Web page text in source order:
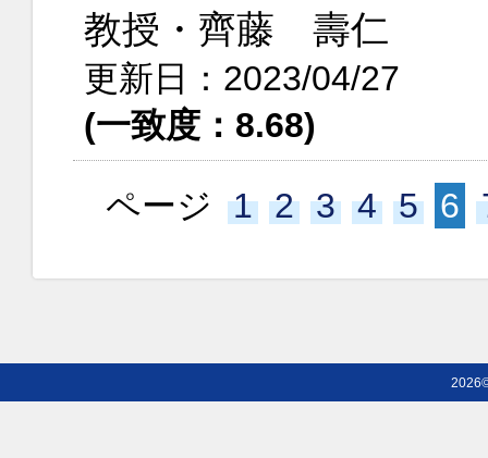
教授・齊藤 壽仁
更新日：2023/04/27
(一致度：8.68)
ページ 1 2 3 4 5 6